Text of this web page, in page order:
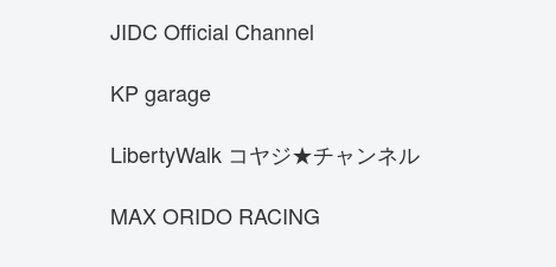
GT-R R33
prelude
Porsche Carrera GT
エンツォフェラーリ
JIDC Official Channel
KP garage
LibertyWalk コヤジ★チャンネル
MAX ORIDO RACING